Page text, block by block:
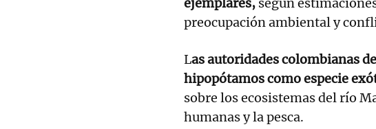
preocupación ambiental y
Las autoridades colombianas
hipopótamos como especie
sobre los ecosistemas del río
humanas y la pesca.